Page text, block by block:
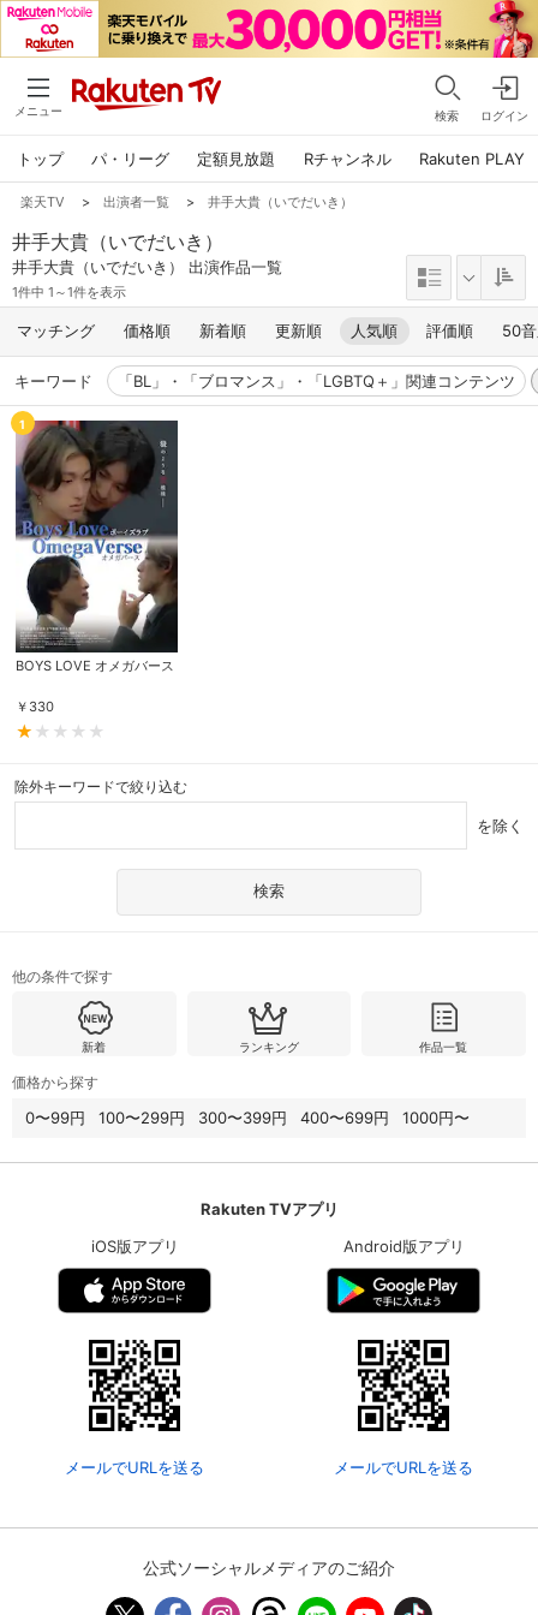
メニュー 検索 ログイン
トップ パ・リーグ 定額見放題 Rチャンネル Rakuten PLAY
楽天TV > 出演者一覧 > 井手大貴（いでだいき）
井手大貴（いでだいき）
井手大貴（いでだいき） 出演作品一覧
1件中 1～1件を表示
マッチング 価格順 新着順 更新順 人気順 評価順 50
キーワード 「BL」・「ブロマンス」・「LGBTQ＋」関連コンテンツ
1
BOYS LOVE オメガバース
￥ 330
除外キーワードで絞り込む
を除く
他の条件で探す
新着 ランキング 作品一覧
価格から探す
0〜99円 100〜299円 300〜399円 400〜699円 1000円〜
Rakuten TVアプリ
iOS版アプリ
メールでURLを送る
Android版アプリ
メールでURLを送る
公式ソーシャルメディアのご紹介